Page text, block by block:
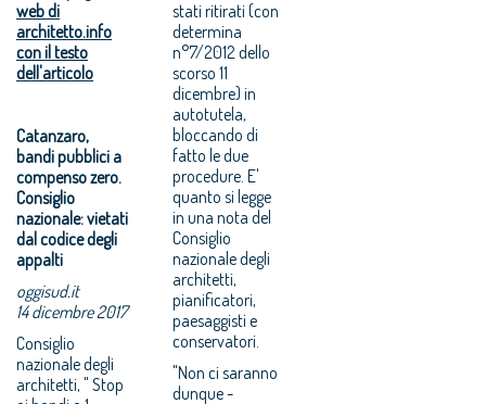
web di
architetto.info
con il testo
dell'articolo
Catanzaro,
bandi pubblici a
compenso zero.
Consiglio
nazionale: vietati
dal codice degli
appalti
oggisud.it
14 dicembre 2017
Consiglio
nazionale degli
architetti, " Stop
stati ritirati (con
determina
n°7/2012 dello
scorso 11
dicembre) in
autotutela,
bloccando di
fatto le due
procedure. E'
quanto si legge
in una nota del
Consiglio
nazionale degli
architetti,
pianificatori,
paesaggisti e
conservatori.
"Non ci saranno
dunque -